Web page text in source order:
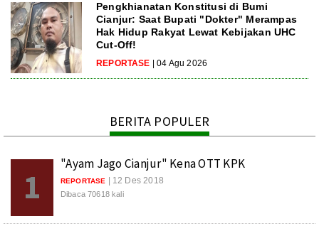
Pengkhianatan Konstitusi di Bumi
Cianjur: Saat Bupati "Dokter" Merampas
Hak Hidup Rakyat Lewat Kebijakan UHC
Cut-Off!
REPORTASE | 04 Agu 2026
BERITA POPULER
1
"Ayam Jago Cianjur" Kena OTT KPK
REPORTASE | 12 Des 2018
Dibaca 70618 kali